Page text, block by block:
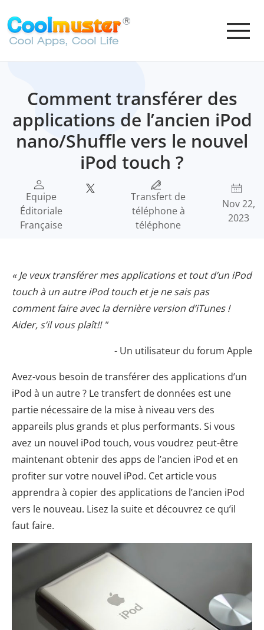
Comment transférer des
applications de l’ancien iPod
nano/Shuffle vers le nouvel
iPod touch ?
Equipe
Éditoriale
Française
Transfert de
téléphone à
téléphone
Nov 22,
2023
« Je veux transférer mes applications et tout d’un iPod
touch à un autre iPod touch et je ne sais pas
comment faire avec la dernière version d’iTunes !
Aider, s’il vous plaît!! "
- Un utilisateur du forum Apple
Avez-vous besoin de transférer des applications d’un
iPod à un autre ? Le transfert de données est une
partie nécessaire de la mise à niveau vers des
appareils plus grands et plus performants. Si vous
avez un nouvel iPod touch, vous voudrez peut-être
maintenant obtenir des apps de l’ancien iPod et en
profiter sur votre nouvel iPod. Cet article vous
apprendra à copier des applications de l’ancien iPod
vers le nouveau. Lisez la suite et découvrez ce qu’il
faut faire.